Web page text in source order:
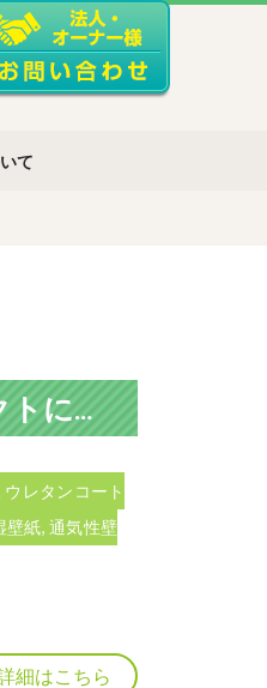
て
■商材紹介■ サンゲツFINE1000 機能性壁紙 エコリフレクトについて
ウレタンコート
壁紙,通気性壁
細はこちら